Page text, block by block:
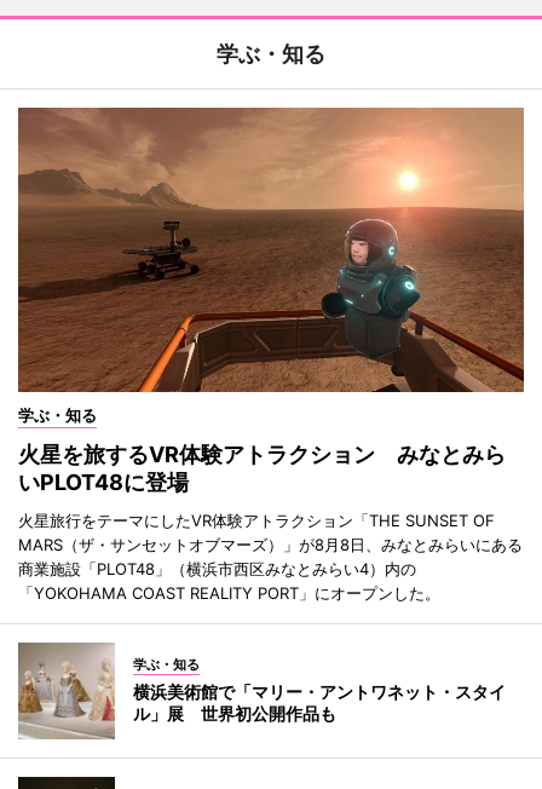
学ぶ・知る
学ぶ・知る
火星を旅するVR体験アトラクション みなとみら
いPLOT48に登場
火星旅行をテーマにしたVR体験アトラクション「THE SUNSET OF
MARS（ザ・サンセットオブマーズ）」が8月8日、みなとみらいにある
商業施設「PLOT48」（横浜市西区みなとみらい4）内の
「YOKOHAMA COAST REALITY PORT」にオープンした。
学ぶ・知る
横浜美術館で「マリー・アントワネット・スタイ
ル」展 世界初公開作品も